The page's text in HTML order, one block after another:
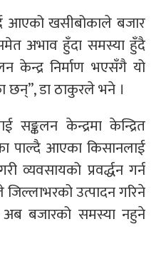
आएको खसीबोकाले बजार
अभाव हुँदा समस्या हुँदै
केन्द्र निर्माण भएसँगै यो
छन्”, डा ठाकुरले भने ।
सङ्कलन केन्द्रमा केन्द्रित
पाल्दै आएका किसानलाई
व्यवसायको प्रवर्द्धन गर्न
उत्पादन गरिने
अब बजारको समस्या नहुने